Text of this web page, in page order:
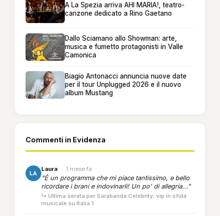
A La Spezia arriva AHI MARIA!, teatro-
canzone dedicato a Rino Gaetano
Dallo Sciamano allo Showman: arte,
musica e fumetto protagonisti in Valle
Camonica
Biagio Antonacci annuncia nuove date
per il tour Unplugged 2026 e il nuovo
album Mustang
Commenti in Evidenza
LA
Laura · 1 mese fa
“È un programma che mi piace tantissimo, e bello
ricordare i brani e indovinarli! Un po' di allegria...”
↳ Ultima serata per Sarabanda Celebrity: vip in sfida
musicale su Italia 1